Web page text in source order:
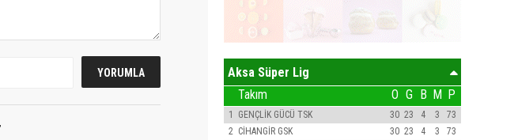
Aksa Süper Lig
Takım O G B M P
1 GENÇLİK GÜCÜ TSK 30 23 4 3
73
2 CİHANGİR GSK 30 23 4 3
73